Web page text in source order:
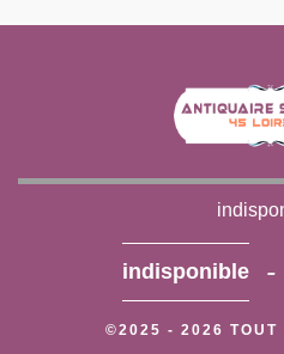
indisponible -
©2025 - 2026 TOUT